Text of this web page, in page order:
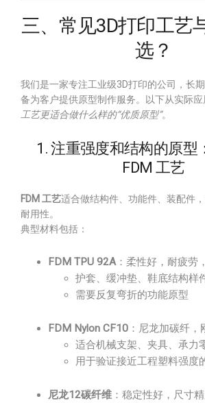
三、常见3D打印工艺
选？
我们是一家专注工业级3D打印的公司，长
备为客户提供原型制作服务。以下从实际应
工艺更适合做什么样的“优质原型”。
1. 注重强度和结构的原型
FDM 工艺
FDM 工艺适合做结构件、功能件、装配件
耐用性。
典型材料包括：
FDM TPU 92A：柔性好，耐疲劳
护套、缓冲垫、鞋底结构样
需要反复弯折的功能原型
FDM Nylon CF10 ：尼龙加碳纤
适合机械支架、夹具、承力
用于验证接近工程塑料强度
尼龙12碳纤维 ：稳定性好，尺寸